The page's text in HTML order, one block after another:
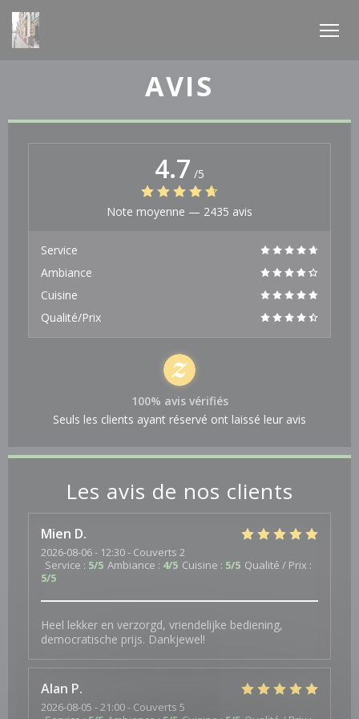
Personnalisation de vos choix en matière de cookies
AVIS
Les avis de nos clients
Mien D
2026-08-06- 12:30 - Couverts 2
Service : 5/5 Ambiance : 4/5 Cuisine : 5/5 Qualité / Prix :
5/5
Heel lekker en verzorgd, vriendelijke bediening,
democratische prijs. Dankjewel!
Alan P
2026-08-05 - 21:00 - Couverts 5
4.7 /5
Note moyenne — 2435 avis
Service
Ambiance
Cuisine
Qualité/Prix
100% avis vérifiés
Seuls les clients ayant réservé ont laissé leur avis